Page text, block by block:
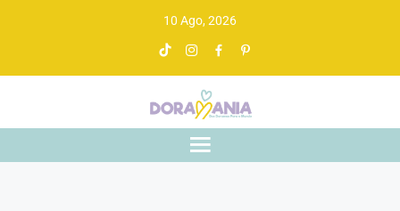
10 Ago, 2026
Doramania
De drama asiático a gente entende